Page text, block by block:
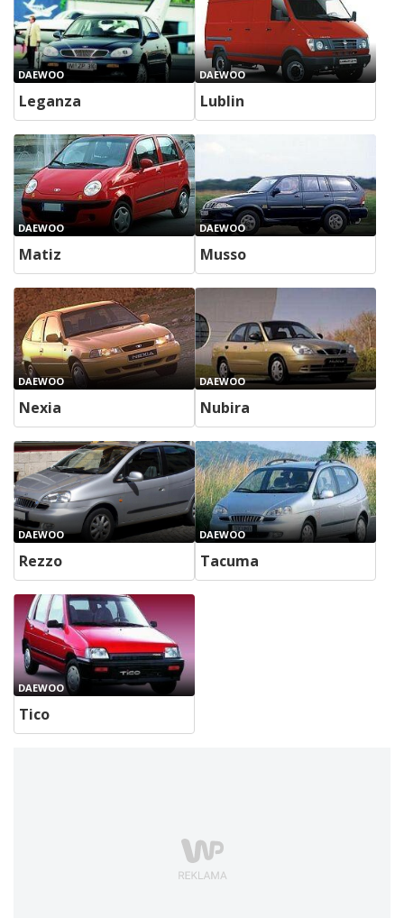
DAEWOO
Leganza
DAEWOO
Lublin
DAEWOO
Matiz
DAEWOO
Musso
DAEWOO
Nexia
DAEWOO
Nubira
DAEWOO
Rezzo
DAEWOO
Tacuma
DAEWOO
Tico